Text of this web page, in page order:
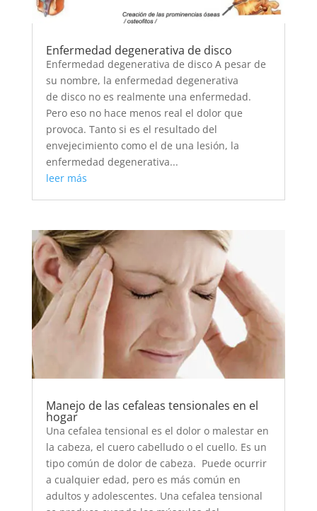
Enfermedad degenerativa de disco
Enfermedad degenerativa de disco A pesar de
su nombre, la enfermedad degenerativa
de disco no es realmente una enfermedad.
Pero eso no hace menos real el dolor que
provoca. Tanto si es el resultado del
envejecimiento como el de una lesión, la
enfermedad degenerativa...
leer más
Manejo de las cefaleas tensionales en el
hogar
Una cefalea tensional es el dolor o malestar en
la cabeza, el cuero cabelludo o el cuello. Es un
tipo común de dolor de cabeza. Puede ocurrir
a cualquier edad, pero es más común en
adultos y adolescentes. Una cefalea tensional